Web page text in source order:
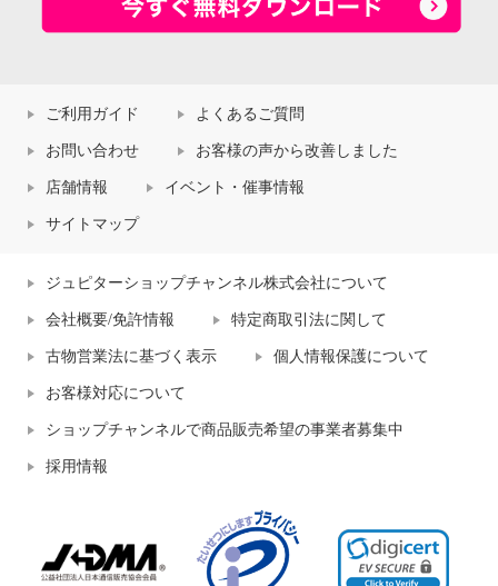
ご利用ガイド よくあるご質問
お問い合わせ お客様の声から改善しました
店舗情報 イベント・催事情報
サイトマップ
ジュピターショップチャンネル株式会社について
会社概要/免許情報 特定商取引法に関して
古物営業法に基づく表示 個人情報保護について
お客様対応について
ショップチャンネルで商品販売希望の事業者募集中
採用情報